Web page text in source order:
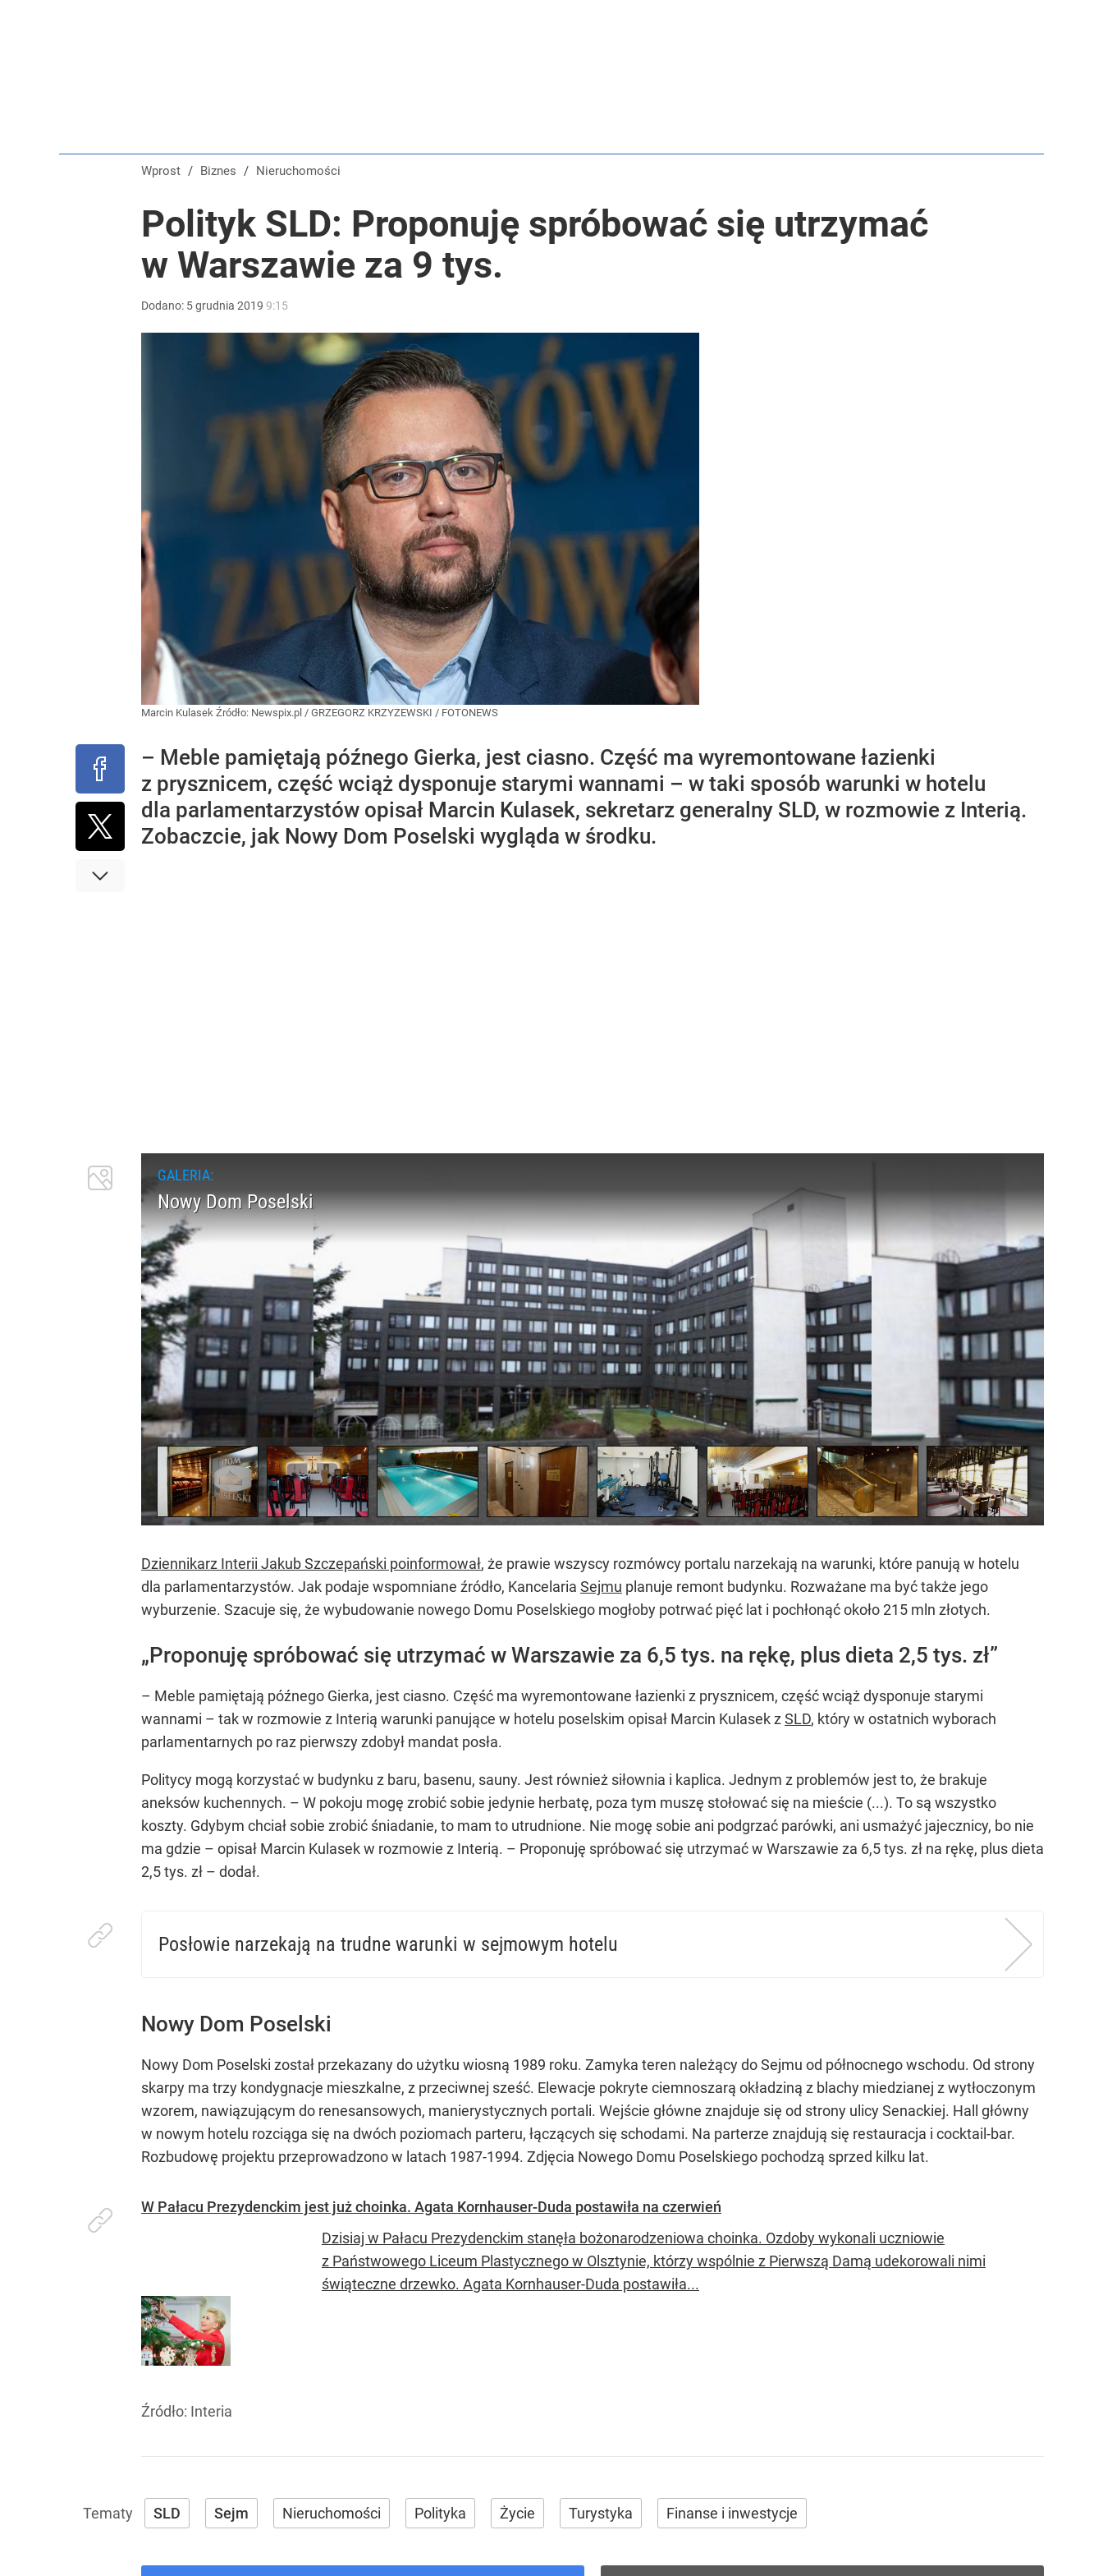
Wprost / Biznes / Nieruchomości
Polityk SLD: Proponuję spróbować się utrzymać
w Warszawie za 9 tys.
Dodano: 5grudnia 2019 9:15
Marcin Kulasek Źródło: Newspix.pl / GRZEGORZ KRZYZEWSKI / FOTONEWS
– Meble pamiętają późnego Gierka, jest ciasno. Część ma wyremontowane łazienki
z prysznicem, część wciąż dysponuje starymi wannami – w taki sposób warunki w hotelu
dla parlamentarzystów opisał Marcin Kulasek, sekretarz generalny SLD, w rozmowie z Interią.
Zobaczcie, jak Nowy Dom Poselski wygląda w środku.
Dziennikarz Interii Jakub Szczepański poinformował, że prawie wszyscy rozmówcy portalu narzekają na warunki, które panują w hotelu
dla parlamentarzystów. Jak podaje wspomniane źródło, Kancelaria Sejmu planuje remont budynku. Rozważane ma być także jego
wyburzenie. Szacuje się, że wybudowanie nowego Domu Poselskiego mogłoby potrwać pięć lat i pochłonąć około 215 mln złotych.
„Proponuję spróbować się utrzymać w Warszawie za 6,5 tys. na rękę, plus dieta 2,5 tys. zł”
– Meble pamiętają późnego Gierka, jest ciasno. Część ma wyremontowane łazienki z prysznicem, część wciąż dysponuje starymi
wannami – tak w rozmowie z Interią warunki panujące w hotelu poselskim opisał Marcin Kulasek z SLD, który w ostatnich wyborach
parlamentarnych po raz pierwszy zdobył mandat posła.
Politycy mogą korzystać w budynku z baru, basenu, sauny. Jest również siłownia i kaplica. Jednym z problemów jest to, że brakuje
aneksów kuchennych. – W pokoju mogę zrobić sobie jedynie herbatę, poza tym muszę stołować się na mieście (...). To są wszystko
koszty. Gdybym chciał sobie zrobić śniadanie, to mam to utrudnione. Nie mogę sobie ani podgrzać parówki, ani usmażyć jajecznicy, bo nie
ma gdzie – opisał Marcin Kulasek w rozmowie z Interią. – Proponuję spróbować się utrzymać w Warszawie za 6,5 tys. zł na rękę, plus dieta
2,5 tys. zł – dodał.
Posłowie narzekają na trudne warunki w sejmowym hotelu
Nowy Dom Poselski
Nowy Dom Poselski został przekazany do użytku wiosną 1989 roku. Zamyka teren należący do Sejmu od północnego wschodu. Od strony
skarpy ma trzy kondygnacje mieszkalne, z przeciwnej sześć. Elewacje pokryte ciemnoszarą okładziną z blachy miedzianej z wytłoczonym
wzorem, nawiązującym do renesansowych, manierystycznych portali. Wejście główne znajduje się od strony ulicy Senackiej. Hall główny
w nowym hotelu rozciąga się na dwóch poziomach parteru, łączących się schodami. Na parterze znajdują się restauracja i cocktail-bar.
Rozbudowę projektu przeprowadzono w latach 1987-1994. Zdjęcia Nowego Domu Poselskiego pochodzą sprzed kilku lat.
W Pałacu Prezydenckim jest już choinka. Agata Kornhauser-Duda postawiła na czerwień
Dzisiaj w Pałacu Prezydenckim stanęła bożonarodzeniowa choinka. Ozdoby wykonali uczniowie
z Państwowego Liceum Plastycznego w Olsztynie, którzy wspólnie z Pierwszą Damą udekorowali nimi
świąteczne drzewko. Agata Kornhauser-Duda postawiła...
Źródło: Interia
SLD Sejm Nieruchomości Polityka Życie Turystyka Finanse i inwestycje